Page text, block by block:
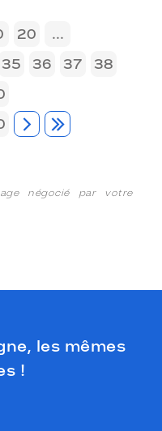
20
...
35 36 37
38
négocié par votre
les mêmes
!